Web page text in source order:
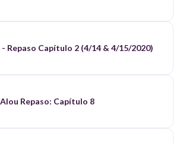
- Repaso Capítulo 2 (4/14 & 4/15/2020)
Repaso: Capítulo 8